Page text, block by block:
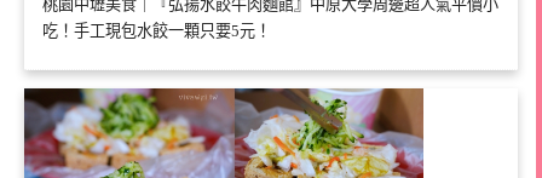
桃園中壢美食｜『弘揚水餃牛肉麵館』中原大學周邊超人氣平價小
吃！手工現包水餃一顆只要5元！